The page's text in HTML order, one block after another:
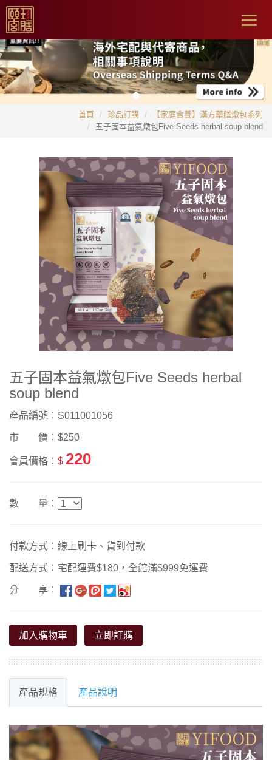
首頁 珍品訂購
【家庭食養】漢方藥膳燉包系列
五子固本益氣燉包Five Seeds herbal soup blend
五子固本益氣燉包Five Seeds herbal
soup blend
產品編號：S011001056
市 價： $250
會員價格： $ 220
數 量：
付款方式：線上刷卡、貨到付款
配送方式：宅配運費$180，全館滿$999免運費
分 享：
加入購物車 立即訂購
產品規格 產品說明